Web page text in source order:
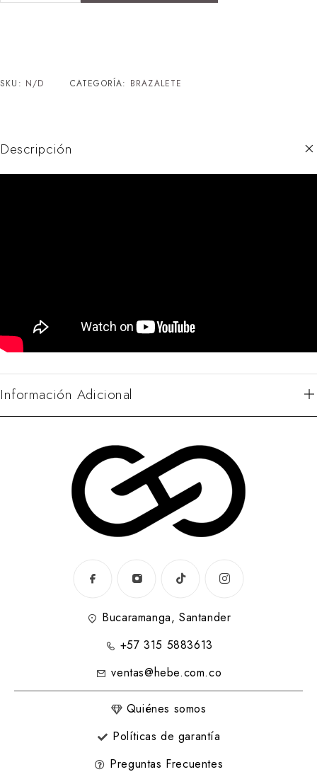
SKU: N/D CATEGORÍA: BRAZALETE
Descripción
Información Adicional
Bucaramanga, Santander
+57 315 5883613
ventas@hebe.com.co
Quiénes somos
Políticas de garantía
Preguntas Frecuentes